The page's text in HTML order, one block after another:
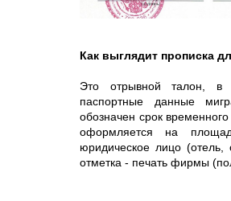
Как выглядит прописка
Это отрывной талон, в
паспортные данные
обозначен срок
оформляется на
юридическое лицо
отметка - печать фирмы